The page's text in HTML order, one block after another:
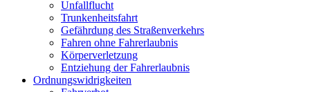
Unfallflucht
Trunkenheitsfahrt
Gefährdung des Straßenverkehrs
Fahren ohne Fahrerlaubnis
Körperverletzung
Entziehung der Fahrerlaubnis
Ordnungswidrigkeiten